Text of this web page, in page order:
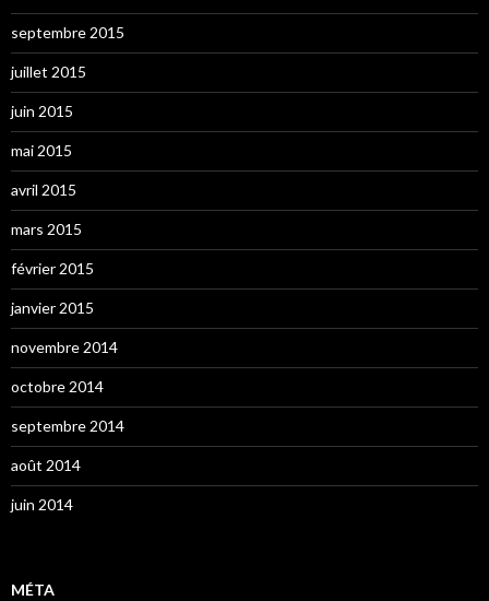
septembre 2015
juillet 2015
juin 2015
mai 2015
avril 2015
mars 2015
février 2015
janvier 2015
novembre 2014
octobre 2014
septembre 2014
août 2014
juin 2014
MÉTA